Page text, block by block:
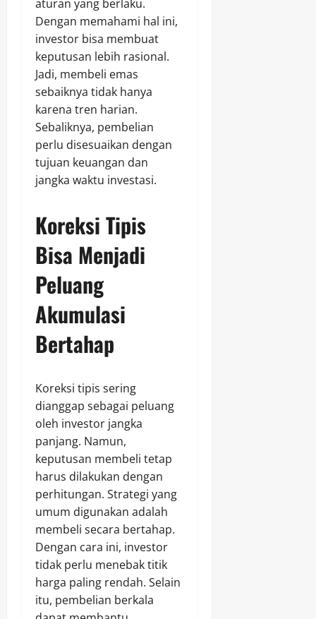
aturan yang berlaku.
Dengan memahami hal ini,
investor bisa membuat
keputusan lebih rasional.
Jadi, membeli emas
sebaiknya tidak hanya
karena tren harian.
Sebaliknya, pembelian
perlu disesuaikan dengan
tujuan keuangan dan
jangka waktu investasi.
Koreksi Tipis
Bisa Menjadi
Peluang
Akumulasi
Bertahap
Koreksi tipis sering
dianggap sebagai peluang
oleh investor jangka
panjang. Namun,
keputusan membeli tetap
harus dilakukan dengan
perhitungan. Strategi yang
umum digunakan adalah
membeli secara bertahap.
Dengan cara ini, investor
tidak perlu menebak titik
harga paling rendah. Selain
itu, pembelian berkala